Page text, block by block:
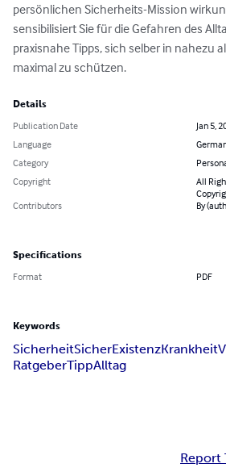
persönlichen Sicherheits-Mission
sensibilisiert Sie für die Gefahren des
praxisnahe Tipps, sich selber in nahezu
maximal zu schützen.
Details
Publication Date
Jan 5,
Language
Category
Copyright
All
Contributors
By
Specifications
Format PDF
Keywords
SicherheitSicherExistenzKrankheit
RatgeberTippAlltag
Report